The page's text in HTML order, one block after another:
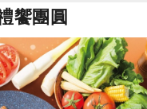
饗團圓